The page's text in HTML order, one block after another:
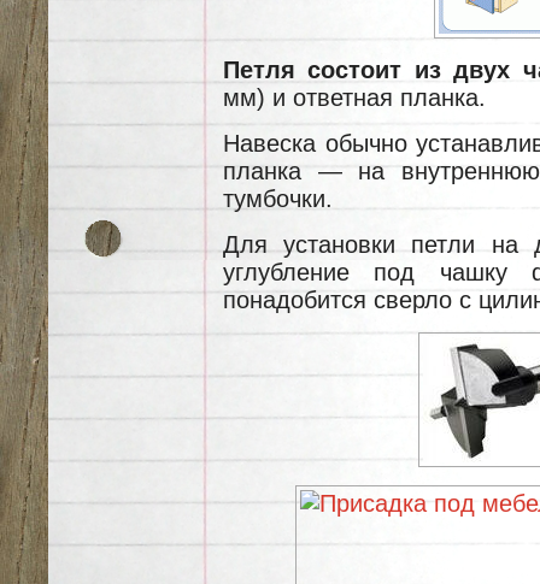
Петля состоит из двух
мм) и ответная планка.
Навеска обычно
планка — на
тумбочки.
Для установки петли на
углубление под
понадобится сверло с